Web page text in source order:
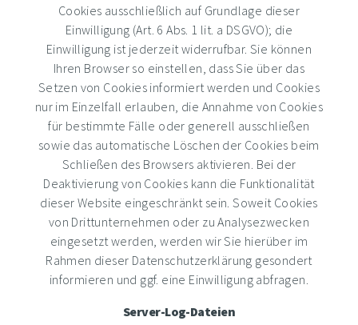
Cookies ausschließlich auf Grundlage dieser
Einwilligung (Art. 6 Abs. 1 lit. a DSGVO); die
Einwilligung ist jederzeit widerrufbar. Sie können
Ihren Browser so einstellen, dass Sie über das
Setzen von Cookies informiert werden und Cookies
nur im Einzelfall erlauben, die Annahme von Cookies
für bestimmte Fälle oder generell ausschließen
sowie das automatische Löschen der Cookies beim
Schließen des Browsers aktivieren. Bei der
Deaktivierung von Cookies kann die Funktionalität
dieser Website eingeschränkt sein. Soweit Cookies
von Drittunternehmen oder zu Analysezwecken
eingesetzt werden, werden wir Sie hierüber im
Rahmen dieser Datenschutzerklärung gesondert
informieren und ggf. eine Einwilligung abfragen.
Server-Log-Dateien